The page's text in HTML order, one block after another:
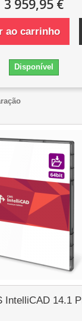
3 959,95 €
ao carrinho
Disponível
IntelliCAD 14.1